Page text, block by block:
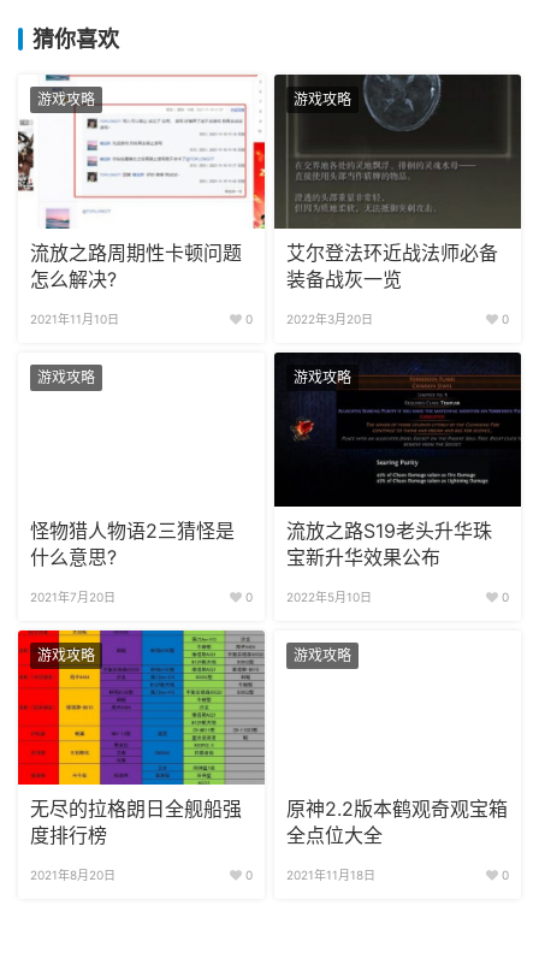
猜你喜欢
游戏攻略
流放之路周期性卡顿问题
怎么解决?
2021年11月10日 0
游戏攻略
艾尔登法环近战法师必备
装备战灰一览
2022年3月20日 0
游戏攻略
怪物猎人物语2三猜怪是
什么意思?
2021年7月20日 0
游戏攻略
流放之路S19老头升华珠
宝新升华效果公布
2022年5月10日 0
游戏攻略
无尽的拉格朗日全舰船强
度排行榜
2021年8月20日 0
游戏攻略
原神2.2版本鹤观奇观宝箱
全点位大全
2021年11月18日 0